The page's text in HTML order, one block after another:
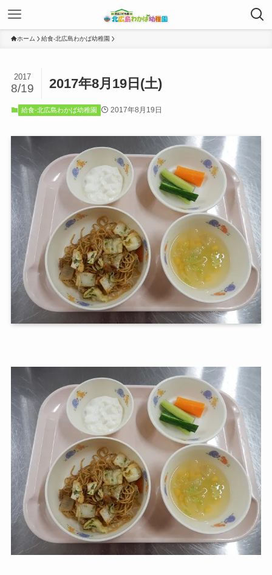
ホーム 給食-北広島わかば幼稚園
2017年8月19日(土)
2017
8/19
給食-北広島わかば幼稚園 2017年8月19日